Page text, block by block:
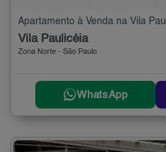
Apartamento à Venda na Vila
Vila Paulicéia
Zona Norte - São Paulo
WhatsApp